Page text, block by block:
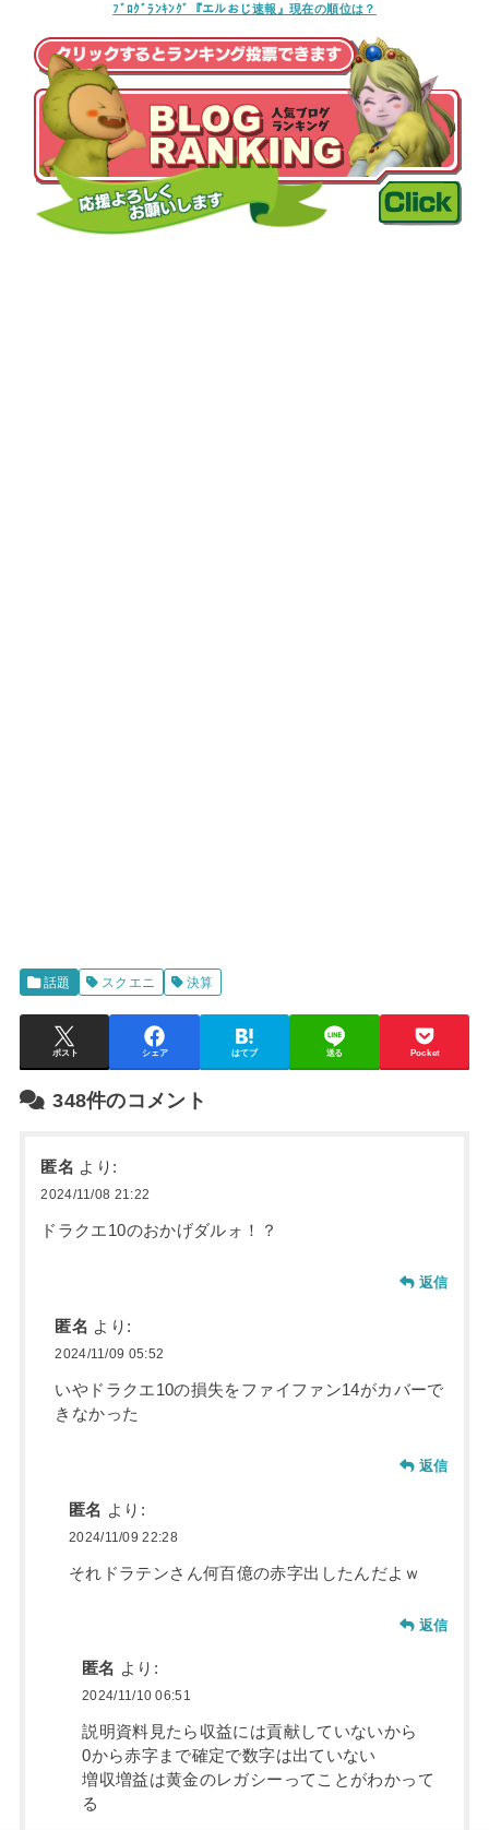
ﾌﾞﾛｸﾞﾗﾝｷﾝｸﾞ『エルおじ速報』現在の順位は？
話題 スクエニ 決算
ポスト シェア はてブ 送る Pocket
348件のコメント
匿名 より:
2024/11/08 21:22
ドラクエ10のおかげダルォ！？
返信
匿名 より:
2024/11/09 05:52
いやドラクエ10の損失をファイファン14がカバーで
きなかった
返信
匿名 より:
2024/11/09 22:28
それドラテンさん何百億の赤字出したんだよｗ
返信
匿名 より:
2024/11/10 06:51
説明資料見たら収益には貢献していないから
0から赤字まで確定で数字は出ていない
増収増益は黄金のレガシーってことがわかって
る